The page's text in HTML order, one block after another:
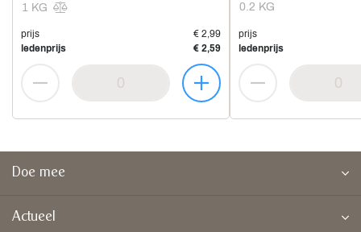
1 KG
prijs
€ 2,99
ledenprijs
€ 2,59
0.2 KG
prijs
ledenprijs
Doe mee
Actueel